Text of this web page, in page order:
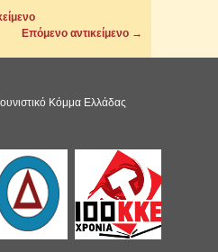
Επόμενο αντικείμενο →
Κόμμα Ελλάδας